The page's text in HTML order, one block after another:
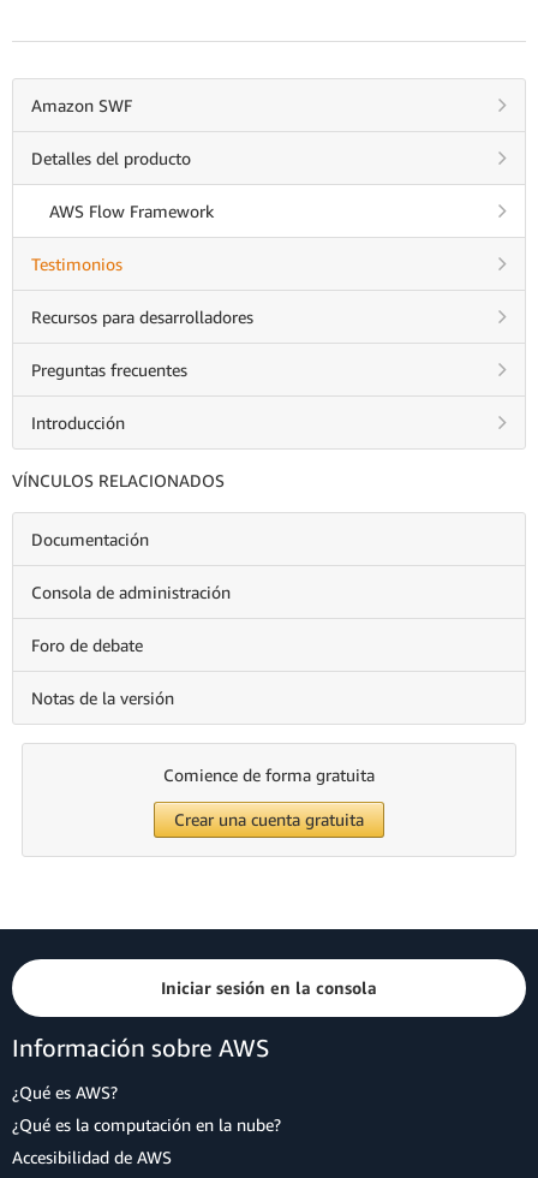
Amazon SWF
Detalles del producto
AWS Flow Framework
Testimonios
Recursos para desarrolladores
Preguntas frecuentes
Introducción
VÍNCULOS RELACIONADOS
Documentación
Consola de administración
Foro de debate
Notas de la versión
Comience de forma gratuita
Crear una cuenta gratuita
Iniciar sesión en la consola
Información sobre AWS
¿Qué es AWS?
¿Qué es la computación en la nube?
Accesibilidad de AWS